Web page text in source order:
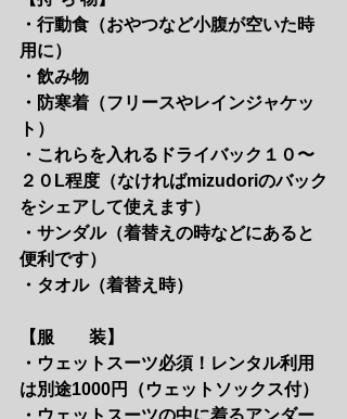
・行動食（おやつなど小腹が空いた時
用に）
・飲み物
・防寒着（フリースやレインジャケッ
ト）
・これらを入れるドライバック１０〜
２０L程度（なければmizudoriのバック
をシェアして使えます）
・サンダル（着替えの時などにあると
便利です）
・タオル（着替え時）
【服　　装】
・ウェットスーツ必須！レンタル利用
は別途1000円（ウェットソックス付）